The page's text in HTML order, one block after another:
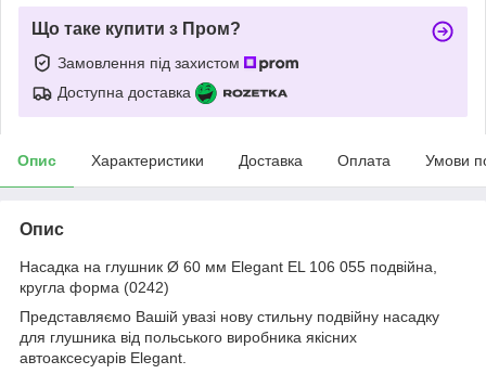
Що таке купити з Пром?
Замовлення під захистом
Доступна доставка
Опис Характеристики Доставка Оплата Умови
Опис
Насадка на глушник Ø 60 мм Elegant EL 106 055 подвійна,
кругла форма (0242)
Представляємо Вашій увазі нову стильну подвійну насадку
для глушника від польського виробника якісних
автоаксесуарів Elegant.